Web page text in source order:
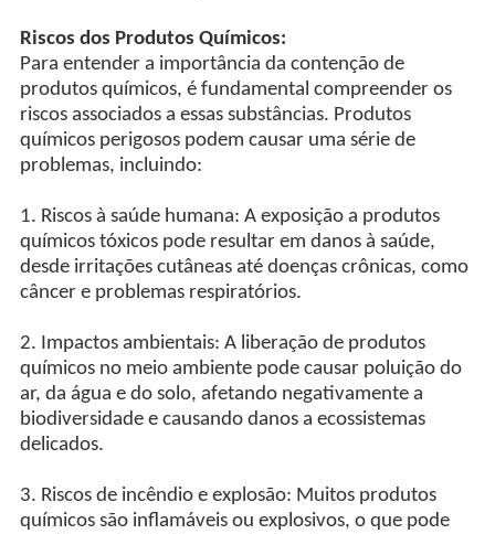
Riscos dos Produtos Químicos:
Para entender a importância da contenção de
produtos químicos, é fundamental compreender os
riscos associados a essas substâncias. Produtos
químicos perigosos podem causar uma série de
problemas, incluindo:
1. Riscos à saúde humana: A exposição a produtos
químicos tóxicos pode resultar em danos à saúde,
desde irritações cutâneas até doenças crônicas, como
câncer e problemas respiratórios.
2. Impactos ambientais: A liberação de produtos
químicos no meio ambiente pode causar poluição do
ar, da água e do solo, afetando negativamente a
biodiversidade e causando danos a ecossistemas
delicados.
3. Riscos de incêndio e explosão: Muitos produtos
químicos são inflamáveis ou explosivos, o que pode